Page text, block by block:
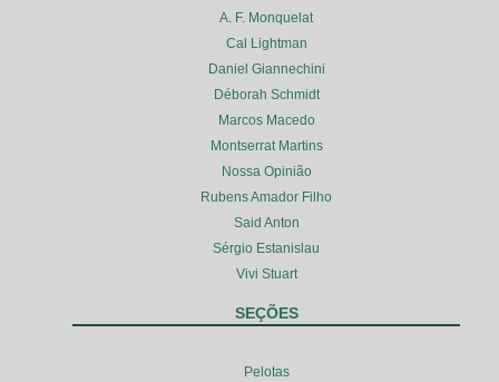
A. F. Monquelat
Cal Lightman
Daniel Giannechini
Déborah Schmidt
Marcos Macedo
Montserrat Martins
Nossa Opinião
Rubens Amador Filho
Said Anton
Sérgio Estanislau
Vivi Stuart
SEÇÕES
Pelotas